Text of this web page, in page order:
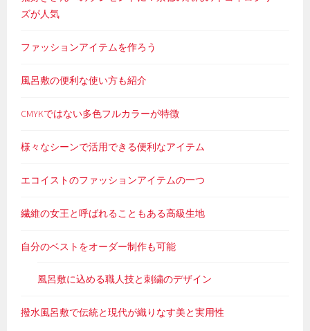
ズが人気
ファッションアイテムを作ろう
風呂敷の便利な使い方も紹介
CMYKではない多色フルカラーが特徴
様々なシーンで活用できる便利なアイテム
エコイストのファッションアイテムの一つ
繊維の女王と呼ばれることもある高級生地
自分のベストをオーダー制作も可能
風呂敷に込める職人技と刺繍のデザイン
撥水風呂敷で伝統と現代が織りなす美と実用性